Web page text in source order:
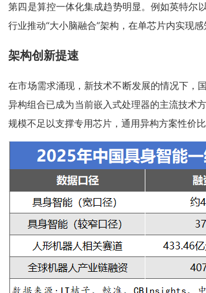
第四是算控一体化集成趋势明显。例如英特尔
行业推动“大小脑融合”架构，在单芯片内实现
架构创新提速
在市场需求涌现，新技术不断发展的情况下，
异构组合已成为当前嵌入式处理器的主流技术
规模不足以支撑专用芯片，通用异构方案性价